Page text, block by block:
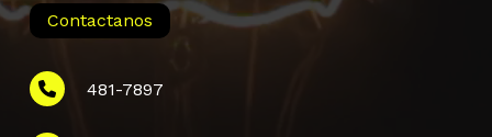
Contactanos
481-7897